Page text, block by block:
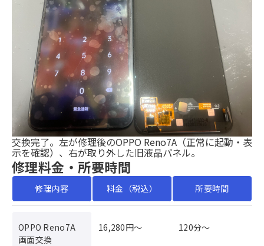
交換完了。左が修理後のOPPO Reno7A（正常に起動・表
示を確認）、右が取り外した旧液晶パネル。
修理料金・所要時間
修理内容 料金（税込） 所要時間
OPPO Reno7A
画面交換
16,280円〜 120分〜